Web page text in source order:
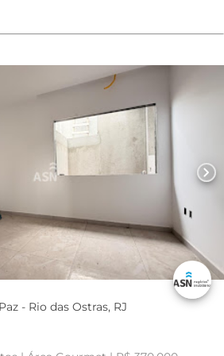
chevron_right
- Rio das Ostras, RJ